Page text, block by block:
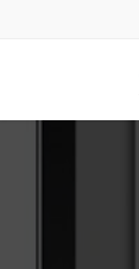
ツ
シ